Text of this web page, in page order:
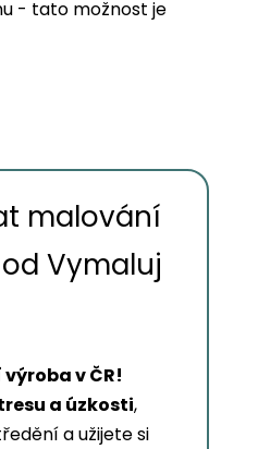
- tato možnost je
malování
Vymaluj
v ČR!
a úzkosti,
a užijete si